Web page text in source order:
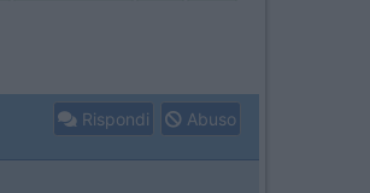
Rispondi Abuso